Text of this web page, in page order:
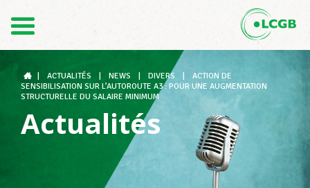
DE
Le LCGB
Structures syndicales
ACTUALITÉS NEWS DIVERS
ACTION DE
SENSIBILISATION SUR L’AUTOROUTE A3 : POUR UNE AUGMENTATION
STRUCTURELLE DU SALAIRE MINIMUM
Actualités